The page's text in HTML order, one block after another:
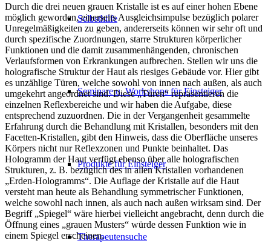
Selbsthilfe
Seminare u. Workshops für Einsteiger
Produkte für Einsteiger
Therapeutensuche
Durch die drei neuen grauen Kristalle ist es auf einer hohen Ebene
möglich geworden, einerseits Ausgleichsimpulse bezüglich polarer
Unregelmäßigkeiten zu geben, andererseits können wir sehr oft und
durch spezifische Zuordnungen, starre Strukturen körperlicher
Funktionen und die damit zusammenhängenden, chronischen
Verlaufsformen von Erkrankungen aufbrechen. Stellen wir uns die
holografische Struktur der Haut als riesiges Gebäude vor. Hier gibt
es unzählige Türen, welche sowohl von innen nach außen, als auch
umgekehrt angeordnet sind. Diese „Türen“ repräsentieren die
einzelnen Reflexbereiche und wir haben die Aufgabe, diese
entsprechend zuzuordnen. Die in der Vergangenheit gesammelte
Erfahrung durch die Behandlung mit Kristallen, besonders mit den
Facetten-Kristallen, gibt den Hinweis, dass die Oberfläche unseres
Körpers nicht nur Reflexzonen und Punkte beinhaltet. Das
Hologramm der Haut verfügt ebenso über alle holografischen
Strukturen, z. B. bezüglich des in allen Kristallen vorhandenen
„Erden-Hologramms“. Die Auflage der Kristalle auf die Haut
versteht man heute als Behandlung symmetrischer Funktionen,
welche sowohl nach innen, als auch nach außen wirksam sind. Der
Begriff „Spiegel“ wäre hierbei vielleicht angebracht, denn durch die
Öffnung eines „grauen Musters“ würde dessen Funktion wie in
einem Spiegel erscheinen.